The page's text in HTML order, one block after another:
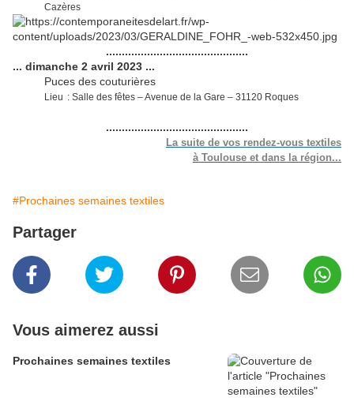
Cazères
.............................................
... dimanche 2 avril 2023 ...
Puces des couturières
Lieu : Salle des fêtes – Avenue de la Gare – 31120 Roques
.............................................
La suite de vos rendez-vous textiles
à Toulouse et dans la région...
#Prochaines semaines textiles
Partager
Vous aimerez aussi
Prochaines semaines textiles